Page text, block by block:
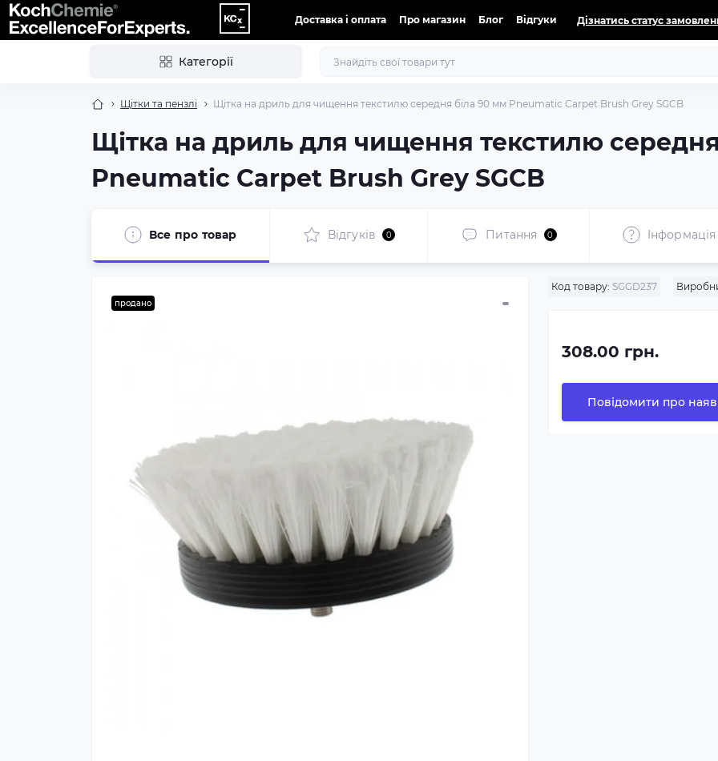
Доставка і оплата Про магазин Блог Відгуки Дізнатись статус
Категорії
Щітки та пензлі Щітка на дриль для чищення текстилю середня біла 90 мм Pneumatic Carpet Brush Grey SGCB
Щітка на дриль для чищення текстилю
Pneumatic Carpet Brush Grey SGCB
Все про товар Відгуків 0 Питання 0 Iнформація
продано
Код товару: SGGD237
308.00 грн.
Повідомити про